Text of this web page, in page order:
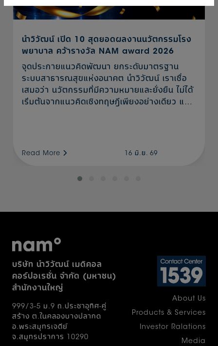
นำวิวัฒน์ เปิด 10 สุดยอดผลงานนวัตกรรมโรง
พยาบาล คว้ารางวัล NAM award 2026
จุดประกายแนวคิดพัฒนา ยกระดับมาตรฐาน
ระบบสาธารณสุขแห่งอนาคต นำวิวัฒน์ เราเชื่อ
เสมอว่า นวัตกรรมที่มีความหมายและยั่งยืน ไม่ได้
เริ่มต้นจากแนวคิดเชิงทฤษฎีเพียงอย่างเดียว แต่
ร่วมกับ สำนักงานพัฒนาวิทยาศาสตร์และ
กระบวนการทำงานด้านการฆ่าเชื้อและการทำให้
ปราศจากเชื้อที่เป็นรูปธรรม โดยผลงานที่เข้าร่วม
ประกวดยังมีศักยภาพในการพัฒนาต่อยอดสู่เชิง
พาณิชย์ อันจะก่อให้เกิดประโยชน์ต่อระบบ
สาธารณสุขและเศรษฐกิจของประเทศองค์รวม
แล้ววันนี้ก้เดินทางมาถึงเส้นชัย ขอแสดง
ความยินดีกับผู้ชนะโครงการ NAM Award 2026
โดยได้รับเกียรติจาก นายแพทย์ภานุวัฒน์ ปาน
เกตุ รองปลัดกระทรวงสาธารณสุข เป็นประธาน
Read More 16 มิ.ย. 69
บริษัท นำวิวัฒน์ เมดิคอล
คอร์ปอเรชั่น จำกัด (มหาชน)
สำนักงานใหญ่
999/3-5 ม.9 ถ.ประชาอุทิศ-คู่
สร้าง ต.ในคลองบางปลากด
อ.พระสมุทรเจดีย์
จ.สมุทรปราการ 10290
About Us
Products & Services
Investor Ralations
Media